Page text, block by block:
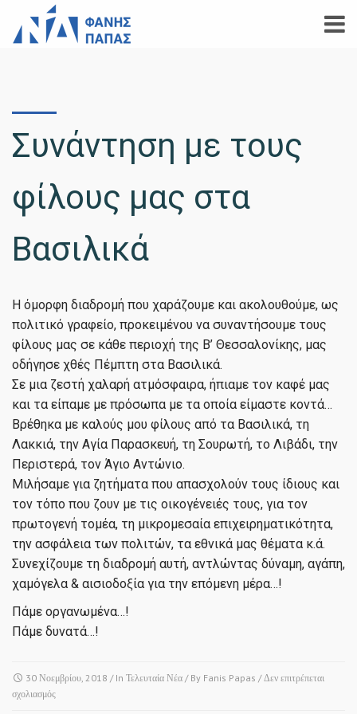
Συνάντηση με τους
φίλους μας στα
Βασιλικά
Η όμορφη διαδρομή που χαράζουμε και ακολουθούμε, ως
πολιτικό γραφείο, προκειμένου να συναντήσουμε τους
φίλους μας σε κάθε περιοχή της Β’ Θεσσαλονίκης, μας
οδήγησε χθές Πέμπτη στα Βασιλικά.
Σε μια ζεστή χαλαρή ατμόσφαιρα, ήπιαμε τον καφέ μας
και τα είπαμε με πρόσωπα με τα οποία είμαστε κοντά…
Βρέθηκα με καλούς μου φίλους από τα Βασιλικά, τη
Λακκιά, την Αγία Παρασκευή, τη Σουρωτή, το Λιβάδι, την
Περιστερά, τον Άγιο Αντώνιο.
Μιλήσαμε για ζητήματα που απασχολούν τους ίδιους και
τον τόπο που ζουν με τις οικογένειές τους, για τον
πρωτογενή τομέα, τη μικρομεσαία επιχειρηματικότητα,
την ασφάλεια των πολιτών, τα εθνικά μας θέματα κ.ά.
Συνεχίζουμε τη διαδρομή αυτή, αντλώντας δύναμη, αγάπη,
χαμόγελα & αισιοδοξία για την επόμενη μέρα…!
Πάμε οργανωμένα…!
Πάμε δυνατά…!
30 Νοεμβρίου, 2018 / In Τελευταία Νέα / By Fanis Papas /Δεν επιτρέπεται
σχολιασμόςστο